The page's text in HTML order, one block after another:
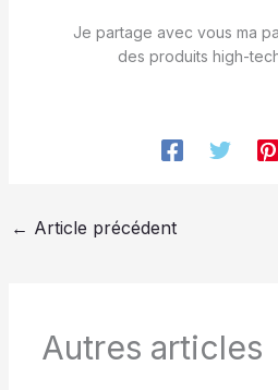
Je partage avec vous ma
des produits high-
← Article précédent
Autres articles